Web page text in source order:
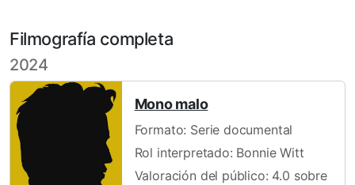
Filmografía completa
2024
Mono malo
Formato: Serie documental
Rol interpretado: Bonnie Witt
Valoración del público: 4.0 sobre